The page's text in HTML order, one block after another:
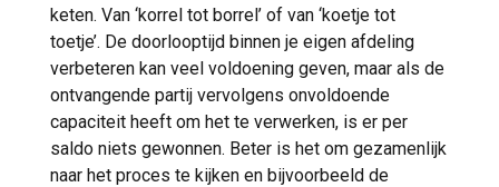
keten. Van ‘korrel tot borrel’ of van ‘koetje tot
toetje’. De doorlooptijd binnen je eigen afdeling
verbeteren kan veel voldoening geven, maar als de
ontvangende partij vervolgens onvoldoende
capaciteit heeft om het te verwerken, is er per
saldo niets gewonnen. Beter is het om gezamenlijk
naar het proces te kijken en bijvoorbeeld de